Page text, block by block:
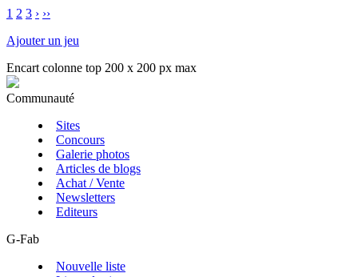
1 2 3 › ››
Ajouter un jeu
Encart colonne top 200 x 200 px max
Communauté
Sites
Concours
Galerie photos
Articles de blogs
Achat / Vente
Newsletters
Editeurs
G-Fab
Nouvelle liste